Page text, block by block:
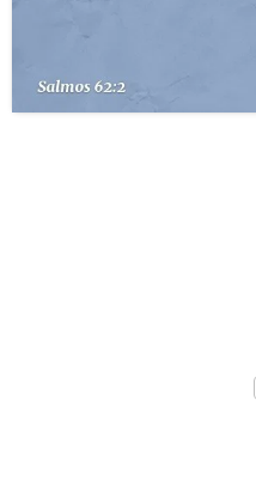
PERGUNTE À BÍBLIA
TERMO BÍBLICO